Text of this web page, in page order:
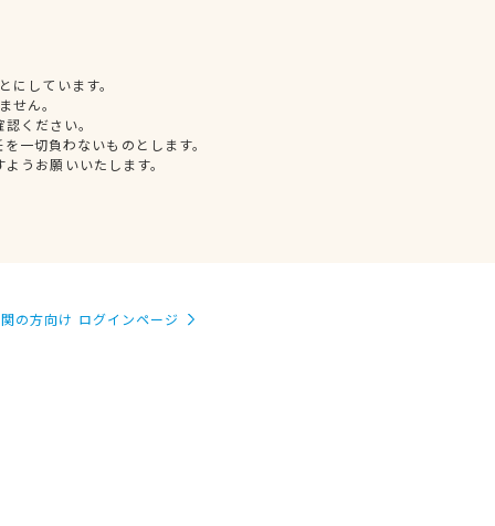
しています。
せん。
ください。
一切負わないものとします。
うお願いいたします。
の方向け ログインページ